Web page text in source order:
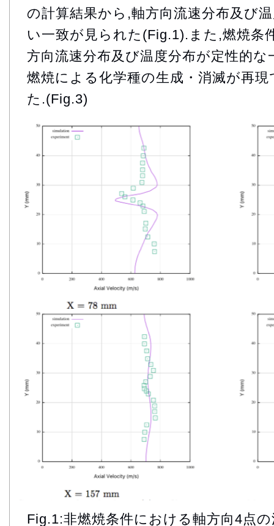
の計算結果から,軸方向流速分布及び
い一致が見られた(Fig.1).また,燃焼条
方向流速分布及び温度分布が定性的
燃焼による化学種の生成・消滅が再
た.(Fig.3)
Fig.1:非燃焼条件における軸方向4点